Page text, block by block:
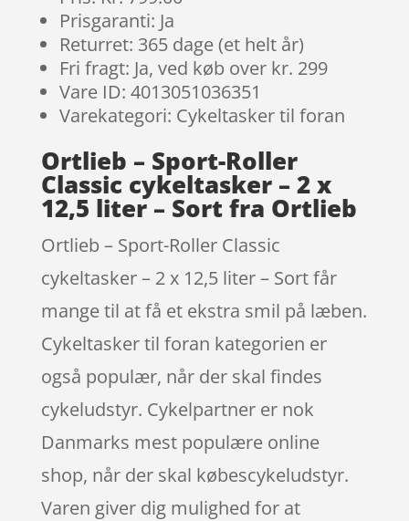
Prisgaranti: Ja
Returret: 365 dage (et helt år)
Fri fragt: Ja, ved køb over kr. 299
Vare ID: 4013051036351
Varekategori: Cykeltasker til foran
Ortlieb – Sport-Roller
Classic cykeltasker – 2 x
12,5 liter – Sort fra Ortlieb
Ortlieb – Sport-Roller Classic
cykeltasker – 2 x 12,5 liter – Sort får
mange til at få et ekstra smil på læben.
Cykeltasker til foran kategorien er
også populær, når der skal findes
cykeludstyr. Cykelpartner er nok
Danmarks mest populære online
shop, når der skal købescykeludstyr.
Varen giver dig mulighed for at